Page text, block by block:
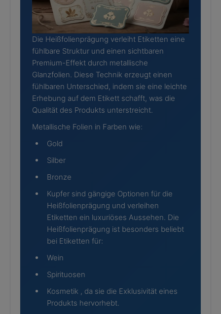
Die Heißfolienprägung verleiht Etiketten eine
fühlbare Struktur und einen sichtbaren
Premium-Effekt durch metallische
Glanzfolien. Diese Technik erzeugt einen
fühlbaren Unterschied, indem sie eine leichte
Erhebung auf dem Etikett schafft, was die
Qualität des Produkts unterstreicht.
Metallische Folien in Farben wie:
Gold
Silber
Bronze
Kupfer sind gängige Optionen für die
Heißfolienprägung und verleihen
Etiketten ein luxuriöses Aussehen. Die
Heißfolienprägung ist besonders beliebt
bei Etiketten für:
Wein
Spirituosen
Kosmetik , da sie die Exklusivität eines
Produkts hervorhebt.